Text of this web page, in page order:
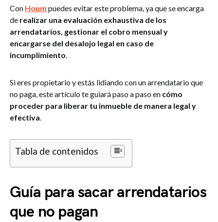
Con Houm puedes evitar este problema, ya que se encarga
de realizar una evaluación exhaustiva de los
arrendatarios, gestionar el cobro mensual y
encargarse del desalojo legal en caso de
incumplimiento.
Si eres propietario y estás lidiando con un arrendatario que
no paga, este artículo te guiará paso a paso en cómo
proceder para liberar tu inmueble de manera legal y
efectiva.
Tabla de contenidos
Guía para sacar arrendatarios
que no pagan